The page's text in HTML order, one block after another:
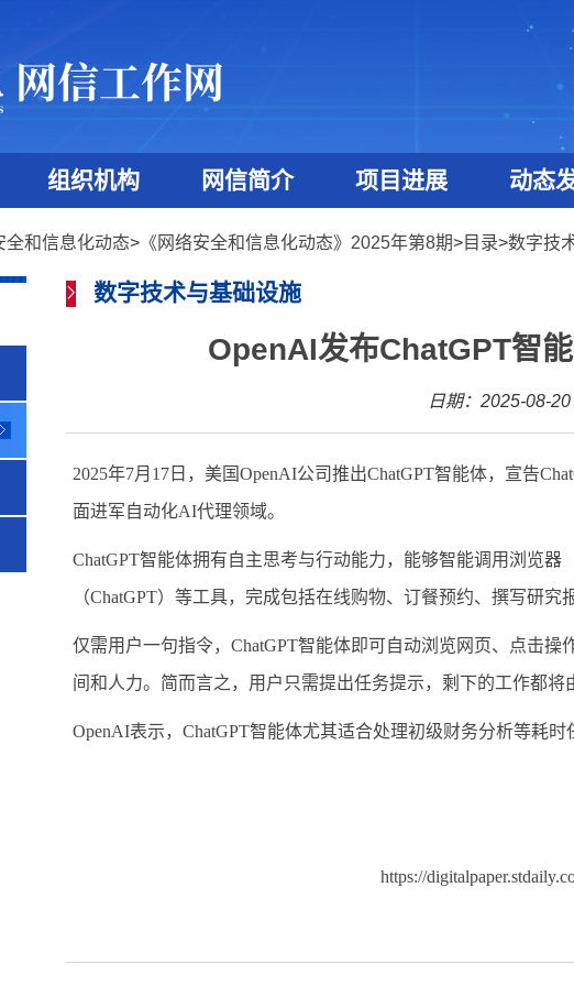
组织机构 网信简介 项目进展 动态
全和信息化动态> 《网络安全和信息化动态》2025年第8期>目录>数字技
数字技术与基础设施
OpenAI发布ChatGPT智
日期：2025-08-20
2025年7月 17日，美国OpenAI公司推出ChatGPT智能体，宣告
面进军自动化AI代理领域。
ChatGPT智能体拥有自主思考与行动能力，能够智能调用浏览器
（ChatGPT）等工具，完成包括在线购物、订餐预约、撰写研究
仅需用户一句指令， ChatGPT智能体即可自动浏览网页、点击操
间和人力。简而言之，用户只需提出任务提示，剩下的工作都将
OpenAI表示， ChatGPT智能体尤其适合处理初级财务分析等耗
https://